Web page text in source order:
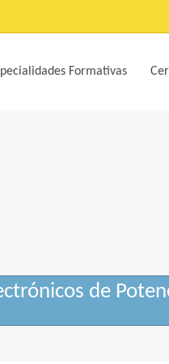
Formativas
de